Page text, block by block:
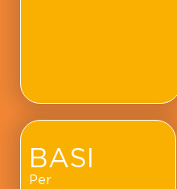
BASI
Per